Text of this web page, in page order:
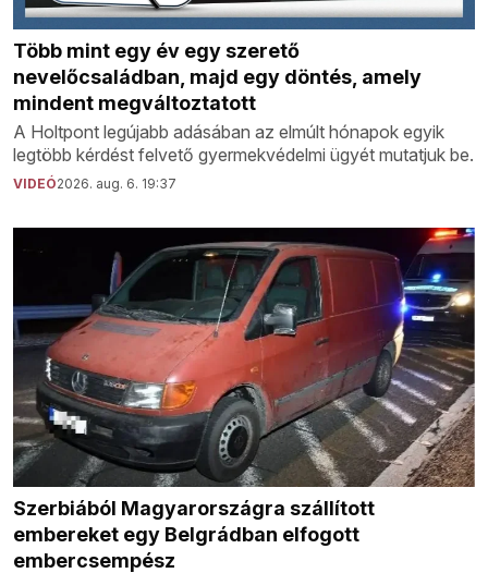
Több mint egy év egy szerető
nevelőcsaládban, majd egy döntés, amely
mindent megváltoztatott
A Holtpont legújabb adásában az elmúlt hónapok egyik
legtöbb kérdést felvető gyermekvédelmi ügyét mutatjuk be.
VIDEÓ2026. aug. 6. 19:37
Szerbiából Magyarországra szállított
embereket egy Belgrádban elfogott
embercsempész